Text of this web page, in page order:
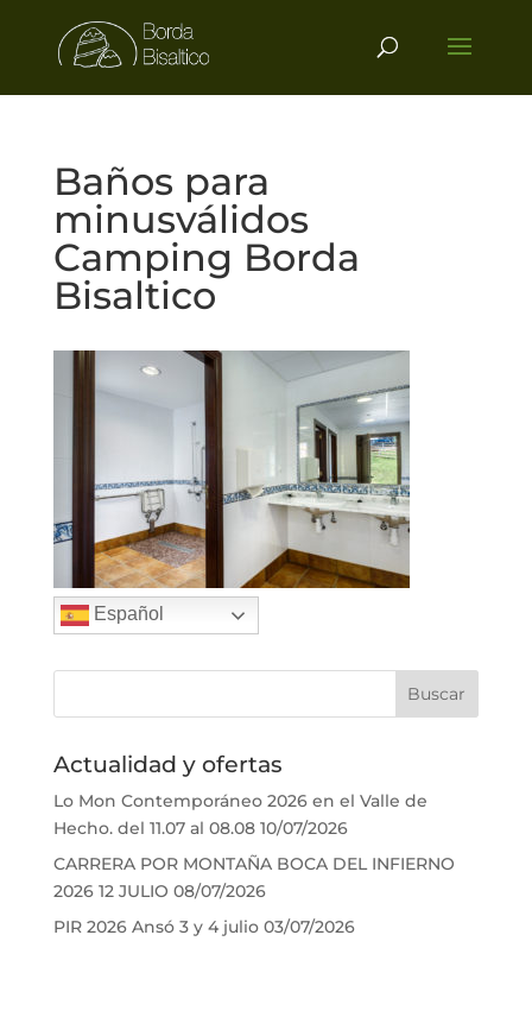
Baños para
minusválidos
Camping Borda
Bisaltico
Español
Actualidad y ofertas
Lo Mon Contemporáneo 2026 en el Valle de
Hecho. del 11.07 al 08.08 10/07/2026
CARRERA POR MONTAÑA BOCA DEL INFIERNO
2026 12 JULIO 08/07/2026
PIR 2026 Ansó 3 y 4 julio 03/07/2026